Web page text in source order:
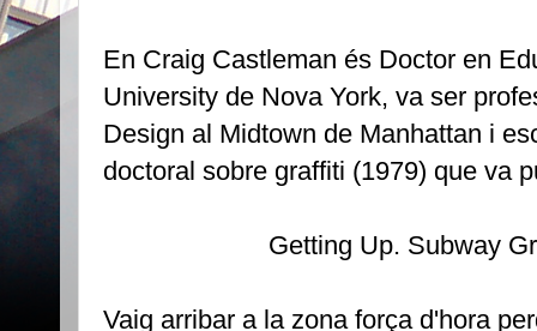
En Craig Castleman és Doctor en
University de Nova York, va ser
Design al Midtown de Manhattan i
doctoral sobre graffiti (1979) que va
Getting Up. Subway
Vaig arribar a la zona força d'hora